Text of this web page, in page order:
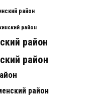
район
район
район
район
район